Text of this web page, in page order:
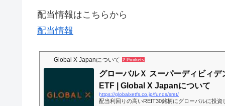
配当情報はこちらから
配当情報
Global X Japanについて 2 Pockets
グローバルＸ スーパーディビィデ
ETF | Global X Japanについて
https://globalxetfs.co.jp/funds/sret/
配当利回りの高いREIT30銘柄にグローバルに投資